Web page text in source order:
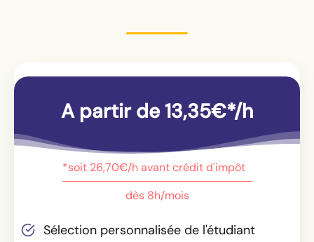
A partir de 13,35€*/h
*soit 26,70€/h avant crédit d'impôt
dès 8h/mois
Sélection personnalisée de l'étudiant